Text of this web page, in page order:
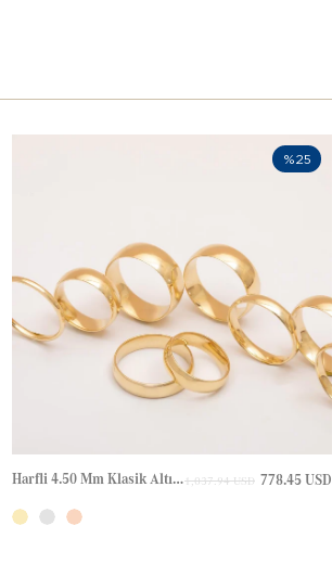
Harfli 4.50 Mm Klasik Altın Alyans 778.45 USD
1,037.94 USD
%25